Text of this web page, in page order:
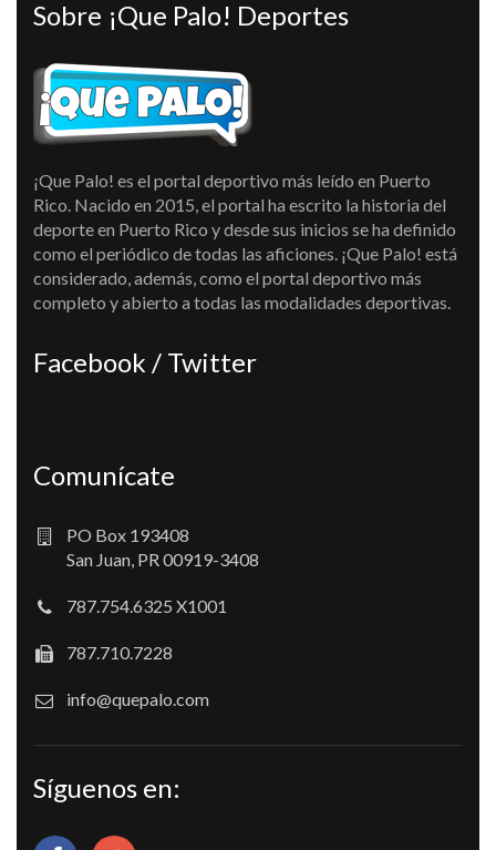
Sobre ¡Que Palo! Deportes
¡Que Palo! es el portal deportivo más leído en Puerto
Rico. Nacido en 2015, el portal ha escrito la historia del
deporte en Puerto Rico y desde sus inicios se ha definido
como el periódico de todas las aficiones. ¡Que Palo! está
considerado, además, como el portal deportivo más
completo y abierto a todas las modalidades deportivas.
Facebook / Twitter
Comunícate
PO Box 193408
San Juan, PR 00919-3408
787.754.6325 X1001
787.710.7228
info@quepalo.com
Síguenos en: